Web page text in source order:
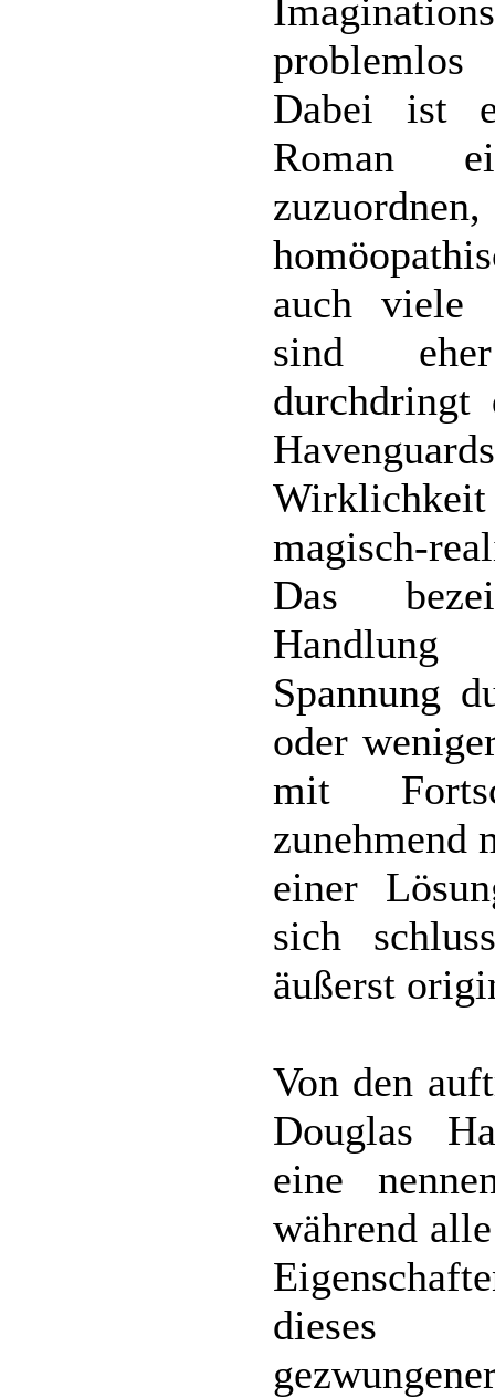
Dabei ist
Roman
auch viele
sind
durchdringt
magisch-
Das
Spannung
oder
mit
zunehmend
einer
sich
äußerst
Von den
Douglas
eine
während
dieses